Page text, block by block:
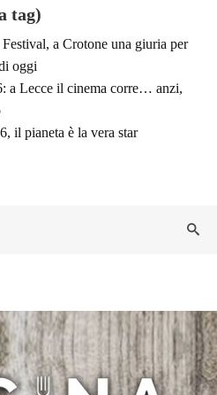
tag)
a Crotone una giuria per
oggi
a Lecce il cinema corre… anzi,
il pianeta è la vera star